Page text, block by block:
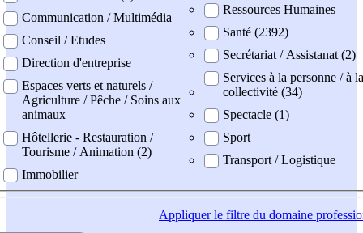
Communication / Multimédia
Conseil / Etudes
Direction d'entreprise
Espaces verts et naturels /
Agriculture / Pêche / Soins aux
animaux
Hôtellerie - Restauration /
Tourisme / Animation (2)
Immobilier
Ressources Humaines
Santé (2392)
Secrétariat / Assistanat (2)
Services à la personne / à la
collectivité (34)
Spectacle (1)
Sport
Transport / Logistique
Appliquerle filtre du domaine